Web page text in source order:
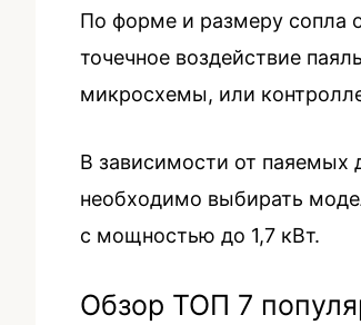
По форме и размеру сопла
точечное воздействие
микросхемы, или
В зависимости от паяемых
необходимо выбирать
с мощностью до 1,7 кВт.
Обзор ТОП 7